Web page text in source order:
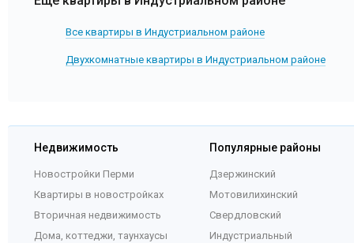
Все квартиры в Индустриальном районе
Двухкомнатные квартиры в Индустриальном районе
Недвижимость
Новостройки Перми
Квартиры в новостройках
Вторичная недвижимость
Дома, коттеджи, таунхаусы
Популярные районы
Дзержинский
Мотовилихинский
Свердловский
Индустриальный